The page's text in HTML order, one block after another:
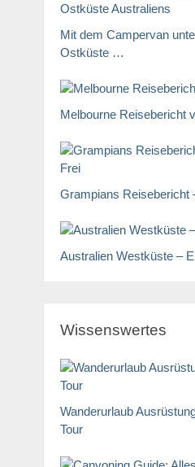
Mit dem Campervan
Ostküste …
Melbourne Reisebericht
Grampians Reisebericht
Australien Westküste –
Wissenswertes
Wanderurlaub
Tour